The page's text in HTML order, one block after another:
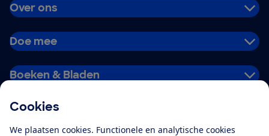
Cookies
We plaatsen cookies. Functionele en analytische cookies
Over ons
Doe mee
Boeken & Bladen